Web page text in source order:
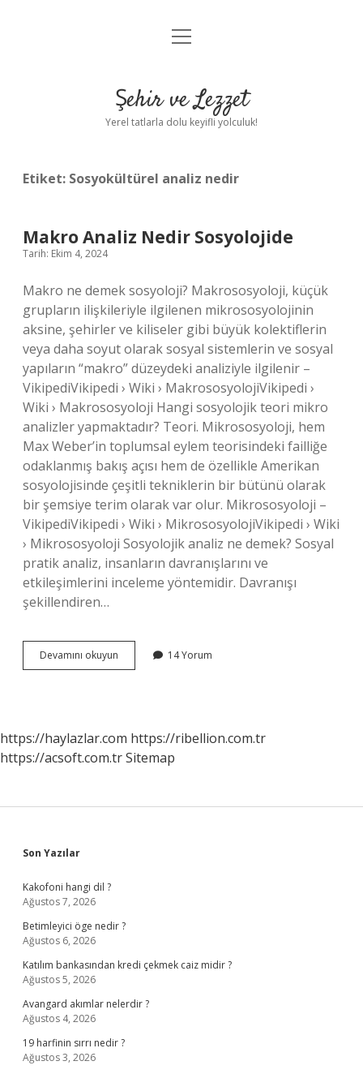
Anasayfa
Yasal Uyarı
menüyü
Şehir ve Lezzet
Yerel tatlarla dolu keyifli yolculuk!
Etiket: Sosyokültürel analiz nedir
Makro Analiz Nedir Sosyolojide
Tarih: Ekim 4, 2024
Makro ne demek sosyoloji? Makrososyoloji, küçük
grupların ilişkileriyle ilgilenen mikrososyolojinin
aksine, şehirler ve kiliseler gibi büyük kolektiflerin
veya daha soyut olarak sosyal sistemlerin ve sosyal
yapıların “makro” düzeydeki analiziyle ilgilenir –
VikipediVikipedi › Wiki › MakrososyolojiVikipedi ›
Wiki › Makrososyoloji Hangi sosyolojik teori mikro
analizler yapmaktadır? Teori. Mikrososyoloji, hem
Max Weber’in toplumsal eylem teorisindeki failliğe
odaklanmış bakış açısı hem de özellikle Amerikan
sosyolojisinde çeşitli tekniklerin bir bütünü olarak
bir şemsiye terim olarak var olur. Mikrososyoloji –
VikipediVikipedi › Wiki › MikrososyolojiVikipedi › Wiki
› Mikrososyoloji Sosyolojik analiz ne demek? Sosyal
pratik analiz, insanların davranışlarını ve
etkileşimlerini inceleme yöntemidir. Davranışı
şekillendiren…
Devamını okuyun
Analiz
14 Yorum
https://haylazlar.com https://ribellion.com.tr
https://acsoft.com.trSitemap
Sidebar
Son Yazılar
Kakofoni hangi dil ?
Ağustos 7, 2026
Betimleyici öge nedir ?
Ağustos 6, 2026
Katılım bankasından kredi çekmek caiz midir ?
Ağustos 5, 2026
Avangard akımlar nelerdir ?
Ağustos 4, 2026
19 harfinin sırrı nedir ?
Ağustos 3, 2026